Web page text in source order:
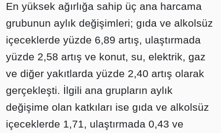
En yüksek ağırlığa sahip üç ana harcama
grubunun aylık değişimleri; gıda ve alkolsüz
içeceklerde yüzde 6,89 artış, ulaştırmada
yüzde 2,58 artış ve konut, su, elektrik, gaz
ve diğer yakıtlarda yüzde 2,40 artış olarak
gerçekleşti. İlgili ana grupların aylık
değişime olan katkıları ise gıda ve alkolsüz
içeceklerde 1,71, ulaştırmada 0,43 ve